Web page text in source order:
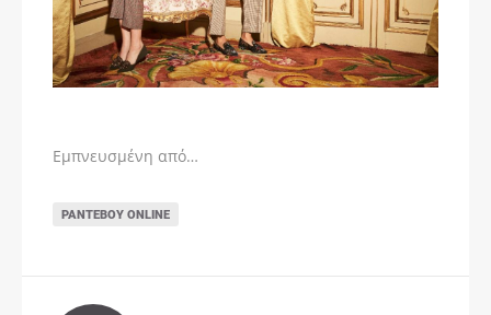
Εμπνευσμένη από…
ΡΑΝΤΕΒΟΎ ONLINE